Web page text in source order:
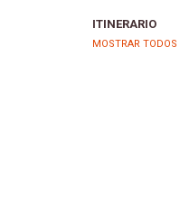
ITINERARIO
MOSTRAR TODOS